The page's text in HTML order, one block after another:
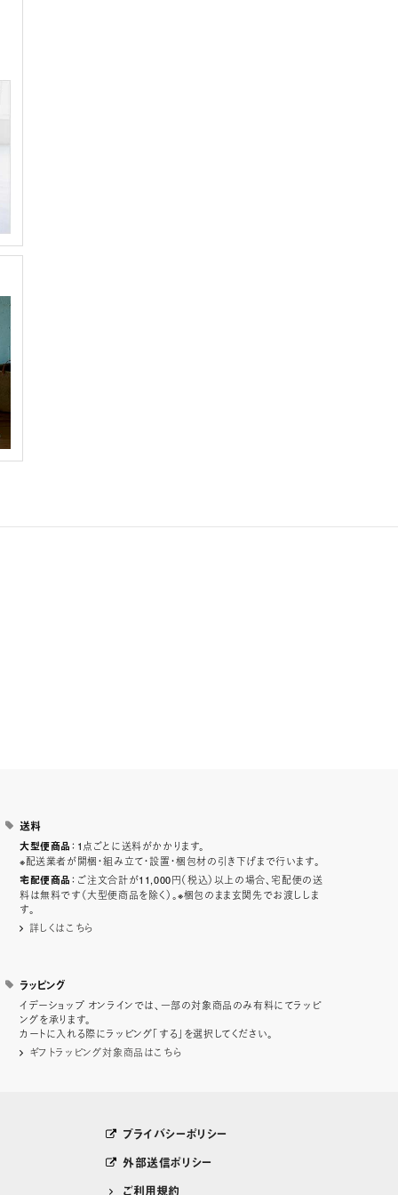
送料
大型便商品 ：1点ごとに送料がかかります。
※配送業者が開梱・組み立て・設置・梱包材の引き下げまで行います。
宅配便商品 ：ご注文合計が11,000円（税込）以上の場合、宅配便の送
料は無料です（大型便商品を除く）。※梱包のまま玄関先でお渡ししま
す。
詳しくはこちら
ラッピング
イデーショップ オンラインでは、一部の対象商品のみ有料にてラッピ
ングを承ります。
カートに入れる際にラッピング「する」を選択してください。
ギフトラッピング対象商品はこちら
プライバシーポリシー
外部送信ポリシー
ご利用規約